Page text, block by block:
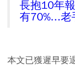
長抱10年
有70%...老
本文已獲遲早要